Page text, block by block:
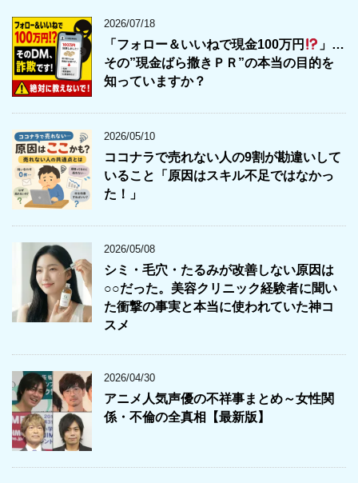
2026/07/18
「フォロー＆いいねで現金100万円
」…
その”現金ばら撒きＰＲ”の本当の目的を
知っていますか？
2026/05/10
ココナラで売れない人の9割が勘違いして
いること「原因はスキル不足ではなかっ
た！」
2026/05/08
シミ・毛穴・たるみが改善しない原因は
○○だった。美容クリニック経験者に聞い
た衝撃の事実と本当に使われていた神コ
スメ
2026/04/30
アニメ人気声優の不祥事まとめ～女性関
係・不倫の全真相【最新版】